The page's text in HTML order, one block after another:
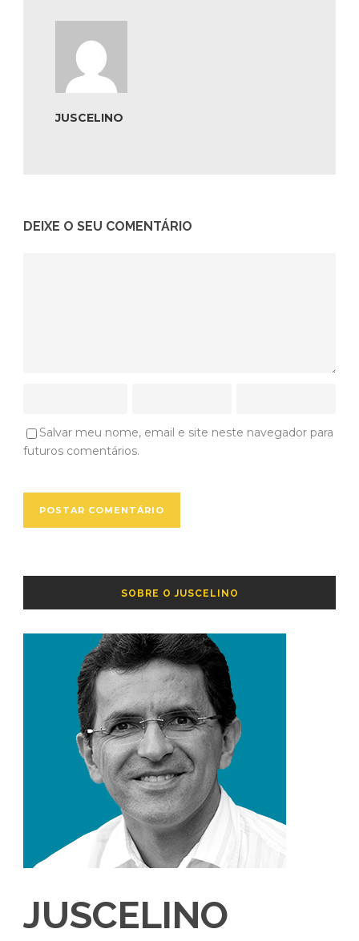
JUSCELINO
DEIXE O SEU COMENTÁRIO
Salvar meu nome, email e site neste navegador para
futuros comentários.
SOBRE O JUSCELINO
JUSCELINO